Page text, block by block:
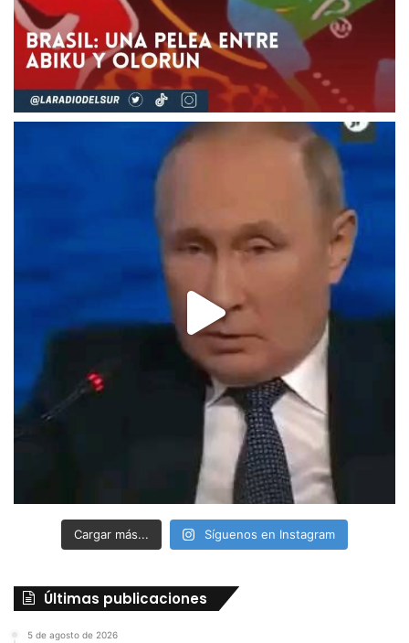
Cargar más... Síguenos en Instagram
Últimas publicaciones
5 de agosto de 2026